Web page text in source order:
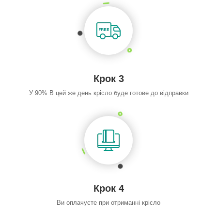
Крок 3
У 90% В цей же день крісло буде готове до відправки
Крок 4
Ви оплачуєте при отриманні крісло